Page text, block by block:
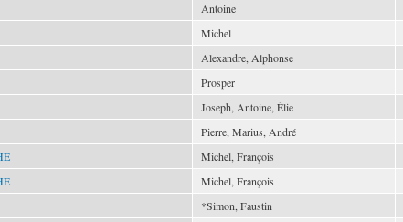
Antoine
Michel
Alexandre, Alphonse
Prosper
Joseph, Antoine, Élie
Pierre, Marius, André
Michel, François
Michel, François
*Simon, Faustin